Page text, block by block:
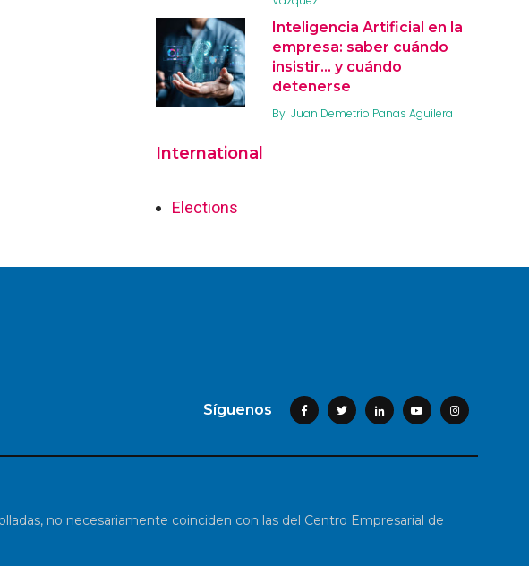
Inteligencia Artificial en la
empresa: saber cuándo
insistir… y cuándo
detenerse
By Juan Demetrio Panas Aguilera
International
Elections
Síguenos
no necesariamente coinciden con las del Centro Empresarial de